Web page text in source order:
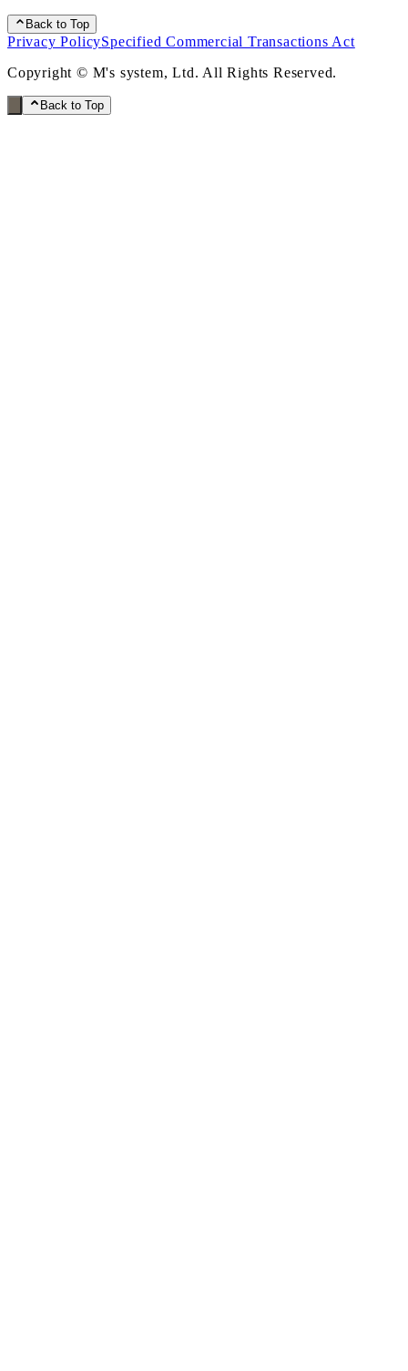
Back to Top
Privacy PolicySpecified Commercial Transactions Act
Copyright © M's system, Ltd. All Rights Reserved.
Back to Top